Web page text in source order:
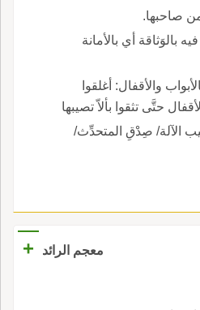
صاحبها.
بالوَثاقة أي بالأمانة
والأقفال: أغلقوا
حتَّى تثقوا بألاّ تصيبها
الآلة/ صِدْقِ المتحدِّث/
معجم الرائد +